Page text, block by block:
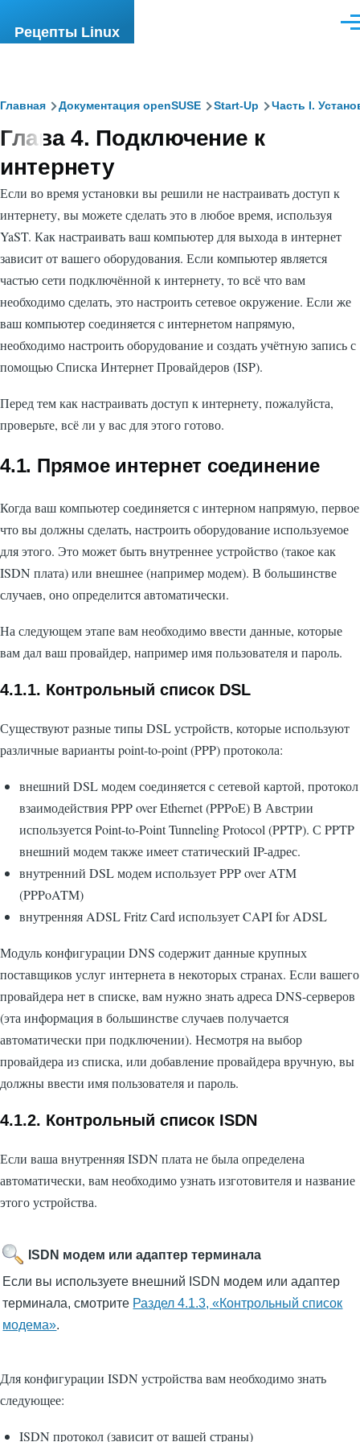
Рецепты Linux
Строка
навигации
Главная Документация openSUSE Start-Up Часть I.
Глава 4. Подключение к
интернету
Если во время установки вы решили не настраивать доступ к
интернету, вы можете сделать это в любое время, используя
YaST. Как настраивать ваш компьютер для выхода в интернет
зависит от вашего оборудования. Если компьютер является
частью сети подключённой к интернету, то всё что вам
необходимо сделать, это настроить сетевое окружение. Если же
ваш компьютер соединяется с интернетом напрямую,
необходимо настроить оборудование и создать учётную запись с
помощью Списка Интернет Провайдеров (ISP).
Перед тем как настраивать доступ к интернету, пожалуйста,
проверьте, всё ли у вас для этого готово.
4.1. Прямое интернет соединение
Когда ваш компьютер соединяется с интерном напрямую, первое
что вы должны сделать, настроить оборудование используемое
для этого. Это может быть внутреннее устройство (такое как
ISDN плата) или внешнее (например модем). В большинстве
случаев, оно определится автоматически.
На следующем этапе вам необходимо ввести данные, которые
вам дал ваш провайдер, например имя пользователя и пароль.
4.1.1. Контрольный список DSL
Существуют разные типы DSL устройств, которые используют
различные варианты point-to-point (PPP) протокола:
внешний DSL модем соединяется с сетевой картой, протокол
взаимодействия PPP over Ethernet (PPPoE) В Австрии
используется Point-to-Point Tunneling Protocol (PPTP). С PPTP
внешний модем также имеет статический IP-адрес.
внутренний DSL модем использует PPP over ATM
(PPPoATM)
внутренняя ADSL Fritz Card использует CAPI for ADSL
Модуль конфигурации DNS содержит данные крупных
поставщиков услуг интернета в некоторых странах. Если вашего
провайдера нет в списке, вам нужно знать адреса DNS-серверов
(эта информация в большинстве случаев получается
автоматически при подключении). Несмотря на выбор
провайдера из списка, или добавление провайдера вручную, вы
должны ввести имя пользователя и пароль.
4.1.2. Контрольный список ISDN
Если ваша внутренняя ISDN плата не была определена
автоматически, вам необходимо узнать изготовителя и название
этого устройства.
ISDN модем или адаптер терминала
Если вы используете внешний ISDN модем или адаптер
терминала, смотрите Раздел 4.1.3, «Контрольный список
модема».
Для конфигурации ISDN устройства вам необходимо знать
следующее:
ISDN протокол (зависит от вашей страны)